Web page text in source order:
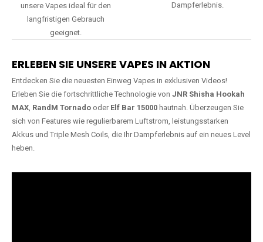
unsere Vapes ideal für den
langfristigen Gebrauch
geeignet.
Dampferlebnis.
ERLEBEN SIE UNSERE VAPES IN AKTION
Entdecken Sie die neuesten Einweg Vapes in exklusiven Videos!
Erleben Sie die fortschrittliche Technologie von JNR Shisha Hookah
MAX, RandM Tornado oder Elf Bar 15000 hautnah. Überzeugen Sie
sich von Features wie regulierbarem Luftstrom, leistungsstarken
Akkus und Triple Mesh Coils, die Ihr Dampferlebnis auf ein neues Level
heben.